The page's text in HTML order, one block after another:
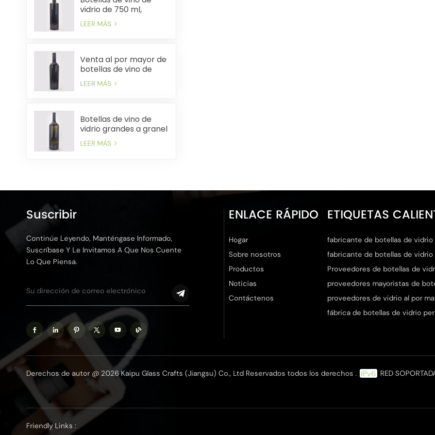
vidrio de 750 ml,
suministro a granel,
envío rápido rentable
LEER MÁS
Venta al por mayor de
botellas de vino de
vidrio de 750 ml
precios de fábrica
LEER MÁS
Botellas de vino de
vidrio grandes a granel
Precios de fábrica
Entrega rápida
LEER MÁS
Suscribir
Continúe Leyendo, Manténgase Informado,
Suscríbase Y Le Invitamos A Que Nos Cuente
Lo Que Piensa.
ENLACE RÁPIDO
Hogar
Sobre nosotros
Productos
Noticias
Contáctenos
ETIQUETAS
fabricante de botellas de vidrio
fabricante de botellas de vidrio
Proveedores de botellas de
proveedores mayoristas de
proveedores de vidrio al por
fábrica de botellas de vidrio
Derechos de autor @ 2026 Kaipu Glass Crafts (Jiangsu) Co., Ltd Reservados todos los derechos . RED
Friendly Links :